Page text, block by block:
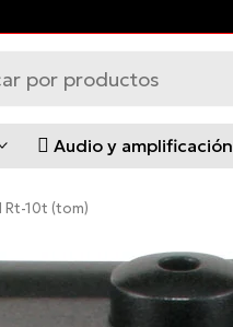
Audio y amplificación
Rt-10t (tom)